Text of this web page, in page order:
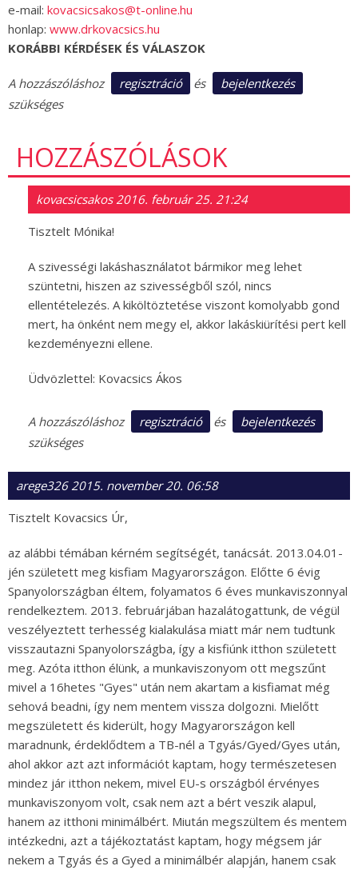
e-mail: kovacsicsakos@t-online.hu
honlap: www.drkovacsics.hu
KORÁBBI KÉRDÉSEK ÉS VÁLASZOK
A hozzászóláshoz regisztráció és
bejelentkezés
szükséges
HOZZÁSZÓLÁSOK
kovacsicsakos 2016. február 25. 21:24
Tisztelt Mónika!
A szivességi lakáshasználatot bármikor meg lehet
szüntetni, hiszen az szivességből szól, nincs
ellentételezés. A kiköltöztetése viszont komolyabb gond
mert, ha önként nem megy el, akkor lakáskiürítési pert kell
kezdeményezni ellene.
Üdvözlettel: Kovacsics Ákos
A hozzászóláshoz regisztráció és
bejelentkezés
szükséges
arege326 2015. november 20. 06:58
Tisztelt Kovacsics Úr,
az alábbi témában kérném segítségét, tanácsát. 2013.04.01-
jén született meg kisfiam Magyarországon. Előtte 6 évig
Spanyolországban éltem, folyamatos 6 éves munkaviszonnyal
rendelkeztem. 2013. februárjában hazalátogattunk, de végül
veszélyeztett terhesség kialakulása miatt már nem tudtunk
visszautazni Spanyolországba, így a kisfiúnk itthon született
meg. Azóta itthon élünk, a munkaviszonyom ott megszűnt
mivel a 16hetes "Gyes" után nem akartam a kisfiamat még
sehová beadni, így nem mentem vissza dolgozni. Mielőtt
megszületett és kiderült, hogy Magyarországon kell
maradnunk, érdeklődtem a TB-nél a Tgyás/Gyed/Gyes után,
ahol akkor azt azt információt kaptam, hogy természetesen
mindez jár itthon nekem, mivel EU-s országból érvényes
munkaviszonyom volt, csak nem azt a bért veszik alapul,
hanem az itthoni minimálbért. Miután megszültem és mentem
intézkedni, azt a tájékoztatást kaptam, hogy mégsem jár
nekem a Tgyás és a Gyed a minimálbér alapján, hanem csak